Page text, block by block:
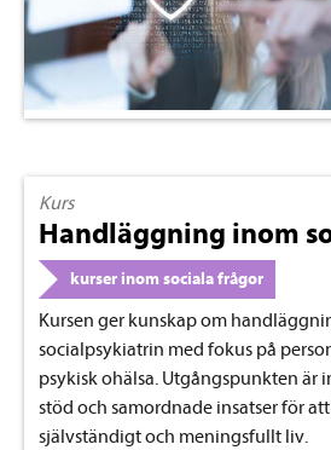
Kurs
Handläggning inom
kurser inom sociala frågor
Kursen ger kunskap om
socialpsykiatrin med fokus på
psykisk ohälsa. Utgångspunkten är
stöd och samordnade insatser för
självständigt och meningsfullt liv.